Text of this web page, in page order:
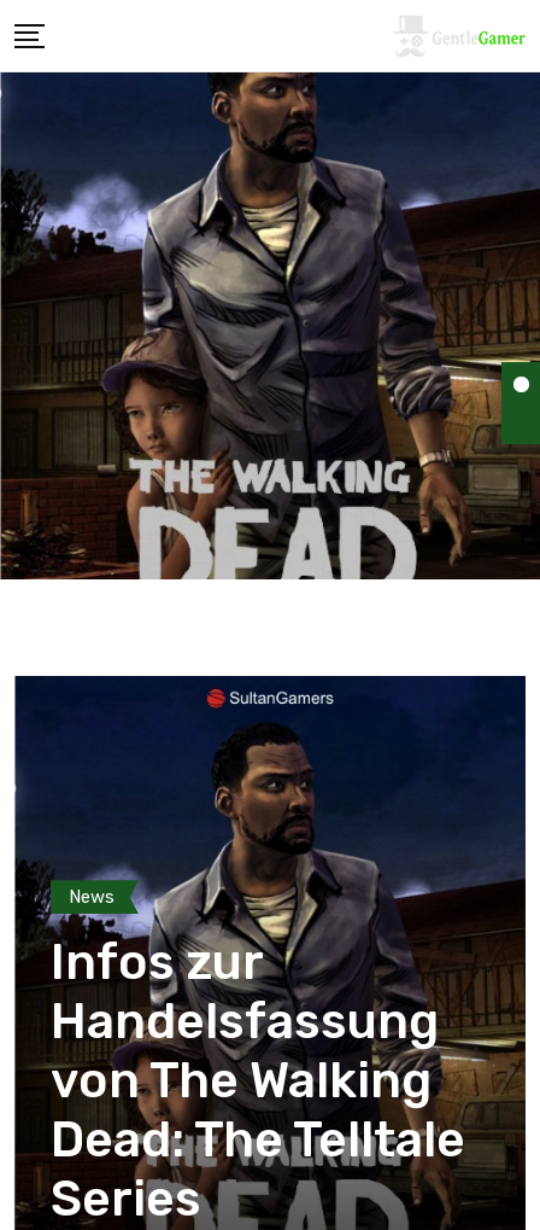
News
Infos zur
Handelsfassung
von The Walking
Dead: The Telltale
Series